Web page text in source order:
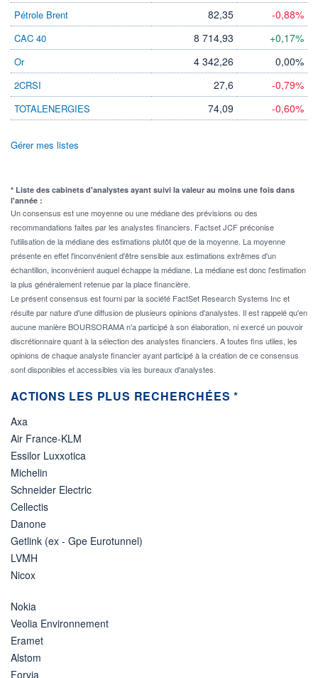
Pétrole Brent 82,35 -0,88%
CAC 40 8 714,93 +0,17%
Or 4 342,26 0,00%
2CRSI 27,6 -0,79%
TOTALENERGIES 74,09 -0,60%
Gérer mes listes
* Liste des cabinets d'analystes ayant suivi la valeur au moins une fois dans
l'année :
Un consensus est une moyenne ou une médiane des prévisions ou des
recommandations faites par les analystes financiers. Factset JCF préconise
l'utilisation de la médiane des estimations plutôt que de la moyenne. La moyenne
présente en effet l'inconvénient d'être sensible aux estimations extrêmes d'un
échantillon, inconvénient auquel échappe la médiane. La médiane est donc l'estimation
la plus généralement retenue par la place financière.
Le présent consensus est fourni par la société FactSet Research Systems Inc et
résulte par nature d'une diffusion de plusieurs opinions d'analystes. Il est rappelé qu'en
aucune manière BOURSORAMA n'a participé à son élaboration, ni exercé un pouvoir
discrétionnaire quant à la sélection des analystes financiers. A toutes fins utiles, les
opinions de chaque analyste financier ayant participé à la création de ce consensus
sont disponibles et accessibles via les bureaux d'analystes.
ACTIONS LES PLUS RECHERCHÉES *
Axa
Air France-KLM
Essilor Luxxotica
Michelin
Schneider Electric
Cellectis
Danone
Getlink (ex - Gpe Eurotunnel)
LVMH
Nicox
Nokia
Veolia Environnement
Eramet
Alstom
Forvia